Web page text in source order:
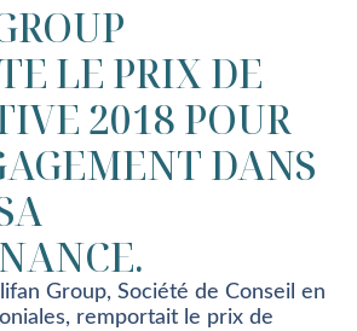
LE PRIX DE
2018 POUR
DANS
Group, Société de Conseil en
remportait le prix de